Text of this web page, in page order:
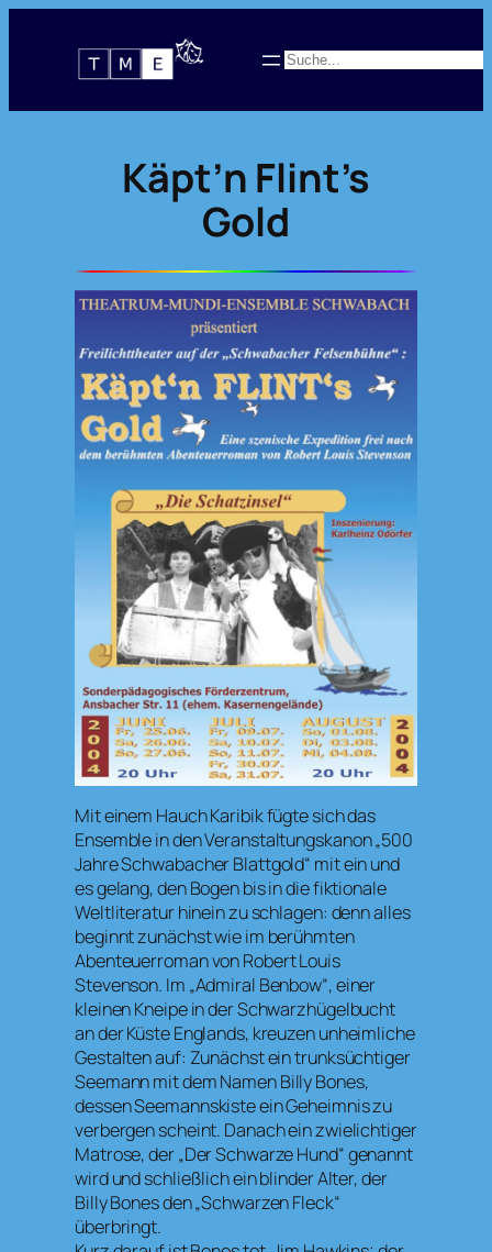
Suchen
Käpt’n Flint’s
Gold
Mit einem Hauch Karibik fügte sich das
Ensemble in den Veranstaltungskanon „500
Jahre Schwabacher Blattgold“ mit ein und
es gelang, den Bogen bis in die fiktionale
Weltliteratur hinein zu schlagen: denn alles
beginnt zunächst wie im berühmten
Abenteuerroman von Robert Louis
Stevenson. Im „Admiral Benbow“, einer
kleinen Kneipe in der Schwarzhügelbucht
an der Küste Englands, kreuzen unheimliche
Gestalten auf: Zunächst ein trunksüchtiger
Seemann mit dem Namen Billy Bones,
dessen Seemannskiste ein Geheimnis zu
verbergen scheint. Danach ein zwielichtiger
Matrose, der „Der Schwarze Hund“ genannt
wird und schließlich ein blinder Alter, der
Billy Bones den „Schwarzen Fleck“
überbringt.